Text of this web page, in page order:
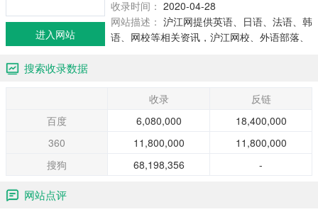
收录时间： 2020-04-28
网站描述： 沪江网提供英语、日语、法语、韩
语、网校等相关资讯，沪江网校、外语部落、
进入网站
搜索收录数据
收录
反链
百度
6,080,000
18,400,000
360
11,800,000
11,800,000
搜狗
68,198,356 -
网站点评